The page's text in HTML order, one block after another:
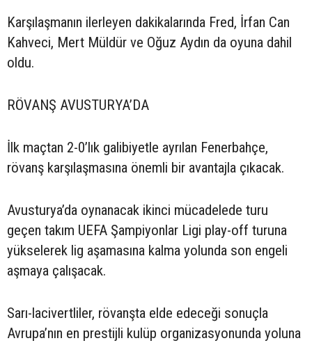
Karşılaşmanın ilerleyen dakikalarında Fred, İrfan Can
Kahveci, Mert Müldür ve Oğuz Aydın da oyuna dahil
oldu.
RÖVANŞ AVUSTURYA’DA
İlk maçtan 2-0’lık galibiyetle ayrılan Fenerbahçe,
rövanş karşılaşmasına önemli bir avantajla çıkacak.
Avusturya’da oynanacak ikinci mücadelede turu
geçen takım UEFA Şampiyonlar Ligi play-off turuna
yükselerek lig aşamasına kalma yolunda son engeli
aşmaya çalışacak.
Sarı-lacivertliler, rövanşta elde edeceği sonuçla
Avrupa’nın en prestijli kulüp organizasyonunda yoluna